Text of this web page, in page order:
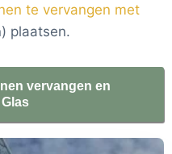
te vervangen met
plaatsen.
vervangen en